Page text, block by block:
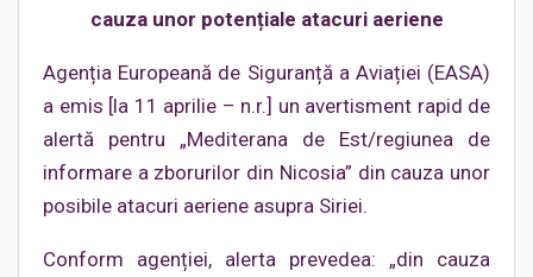
cauza unor potențiale atacuri aeriene
Agenția Europeană de Siguranță a Aviației (EASA)
a emis [la 11 aprilie – n.r.] un avertisment rapid de
alertă pentru „Mediterana de Est/regiunea de
informare a zborurilor din Nicosia” din cauza unor
posibile atacuri aeriene asupra Siriei.
Conform agenției, alerta prevedea: „din cauza